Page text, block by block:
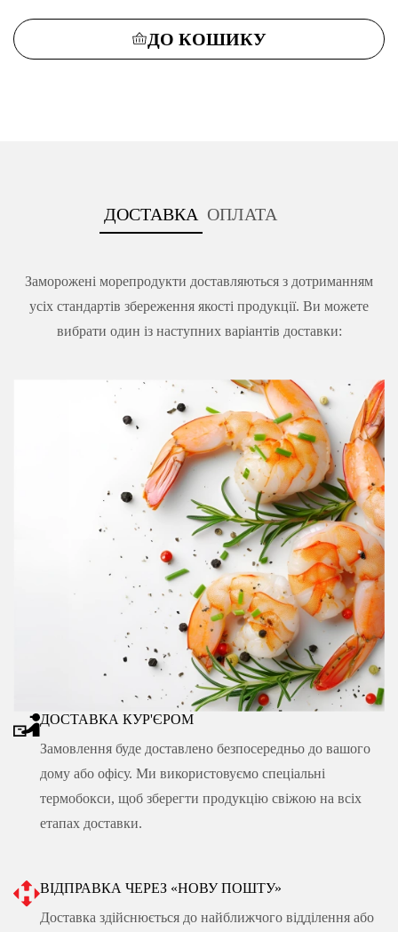
ДО КОШИКУ
ДОСТАВКА ОПЛАТА
Заморожені морепродукти доставляються з дотриманням
усіх стандартів збереження якості продукції. Ви можете
вибрати один із наступних варіантів доставки:
ДОСТАВКА КУР'ЄРОМ
Замовлення буде доставлено безпосередньо до вашого
дому або офісу. Ми використовуємо спеціальні
термобокси, щоб зберегти продукцію свіжою на всіх
етапах доставки.
ВІДПРАВКА ЧЕРЕЗ «НОВУ ПОШТУ»
Доставка здійснюється до найближчого відділення або